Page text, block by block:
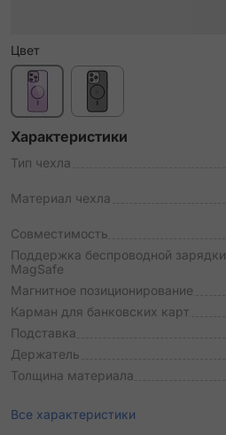
Цвет
Характеристики
Тип чехла
Материал чехла
Совместимость
Поддержка беспроводной зарядки
MagSafe
Магнитное позиционирование
Карман для банковских карт
Подставка
Держатель
Толщина материала
Все характеристики